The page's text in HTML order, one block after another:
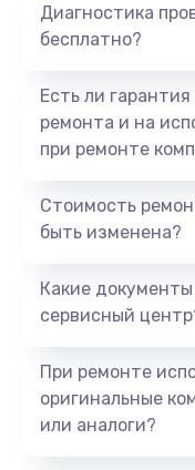
Диагностика
бесплатно?
Есть ли гарантия
ремонта и на
при ремонте
Стоимость
быть изменена?
Какие
сервисный
При ремонте
оригинальные
или аналоги?